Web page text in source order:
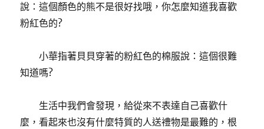
說：這個顏色的熊不是很好找哦，你怎麼知道我喜歡
粉紅色的?
小華指著貝貝穿著的粉紅色的棉服說：這個很難
知道嗎?
生活中我們會發現，給從來不表達自己喜歡什
麼，看起來也沒有什麼特質的人送禮物是最難的，根